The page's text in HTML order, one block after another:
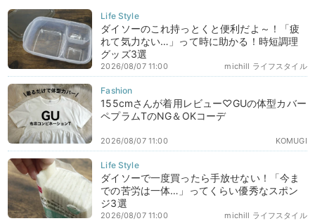
ダイソーのこれ持っとくと便利だよ～！「疲
れて気力ない…」って時に助かる！時短調理
グッズ3選
michill ライフスタイル
2026/08/07 11:00
155cmさんが着用レビュー♡GUの体型カバー
ペプラムTのNG＆OKコーデ
KOMUGI
2026/08/07 11:00
ダイソーで一度買ったら手放せない！「今ま
での苦労は一体…」ってくらい優秀なスポン
ジ3選
michill ライフスタイル
2026/08/07 11:00